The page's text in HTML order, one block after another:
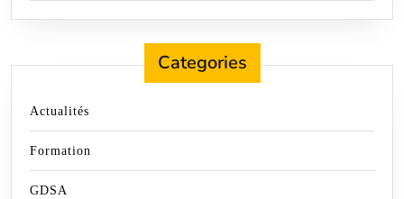
Categories
Actualités
Formation
GDSA